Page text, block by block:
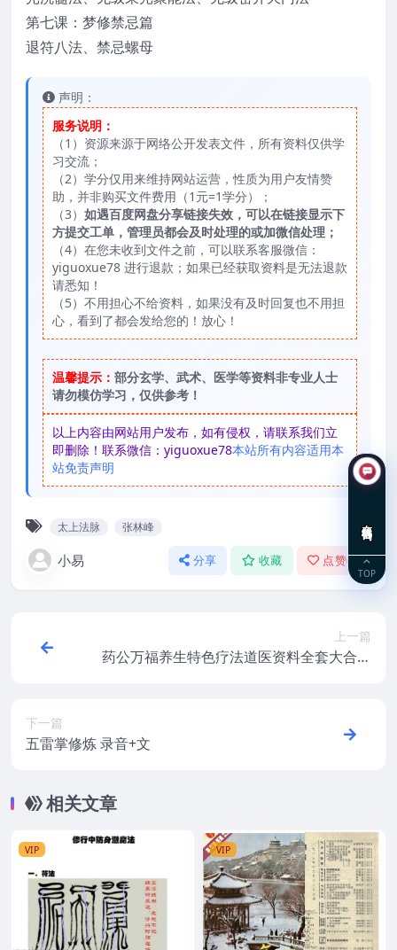
第七课：梦修禁忌篇
退符八法、禁忌螺母
声明：
服务说明：
（1）资源来源于网络公开发表文件，所有资料仅供学
习交流；
（2）学分仅用来维持网站运营，性质为用户友情赞
助，并非购买文件费用（1元=1学分）；
（3） 如遇百度网盘分享链接失效，可以在链接显示下
方提交工单，管理员都会及时处理的或加微信处理；
（4）在您未收到文件之前，可以联系客服微信：
yiguoxue78 进行退款；如果已经获取资料是无法退款
请悉知！
（5）不用担心不给资料，如果没有及时回复也不用担
心，看到了都会发给您的！放心！
温馨提示： 部分玄学、武术、医学等资料非专业人士
请勿模仿学习，仅供参考！
以上内容由网站用户发布，如有侵权，请联系我们立
即删除！联系微信：yiguoxue78本站所有内容适用本
站免责声明
太上法脉 张林峰
小易 分享 收藏 点赞(
上一篇
药公万福养生特色疗法道医资料全套大合集
下一篇
五雷掌修炼 录音+文
相关文章
VIP VIP
TOP